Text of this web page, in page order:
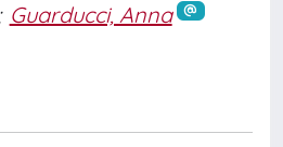
Guarducci, Anna